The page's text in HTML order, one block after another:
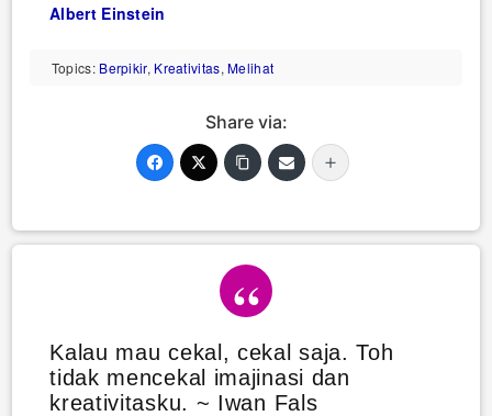
Albert Einstein
Topics: Berpikir, Kreativitas,Melihat
Share via:
Kalau mau cekal, cekal saja. Toh
tidak mencekal imajinasi dan
kreativitasku. ~ Iwan Fals